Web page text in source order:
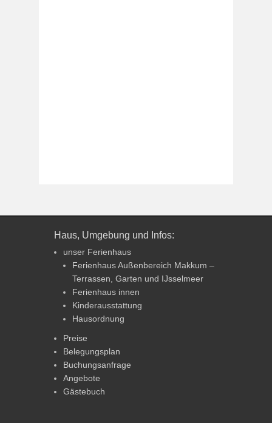
Haus, Umgebung und Infos:
unser Ferienhaus
Ferienhaus Außenbereich Makkum –
Terrassen, Garten und IJsselmeer
Ferienhaus innen
Kinderausstattung
Hausordnung
Preise
Belegungsplan
Buchungsanfrage
Angebote
Gästebuch